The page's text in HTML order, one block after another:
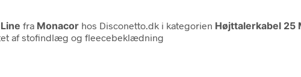
fra Monacor hos Disconetto.dk i kategorien Højttalerkabel 25
af stofindlæg og fleecebeklædning